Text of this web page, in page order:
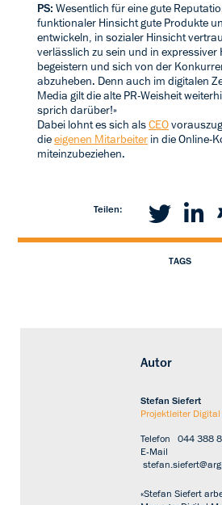
PS: Wesentlich für eine gute
funktionaler Hinsicht gute Produkte
entwickeln, in sozialer Hinsicht
verlässlich zu sein und in expressiver
begeistern und sich von der
abzuheben. Denn auch im digitalen
Media gilt die alte PR-Weisheit
sprich darüber!»
Dabei lohnt es sich alsCEO
dieeigenen Mitarbeiter in die Online-
miteinzubeziehen.
Teilen:
TAGS
Autor
Stefan Siefert
Projektleiter
Telefon044 388
E-Mail
«Stefan Siefert